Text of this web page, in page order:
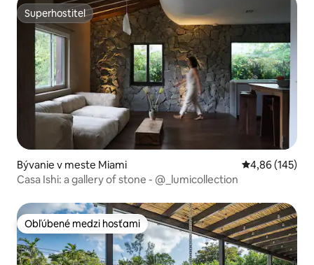
Superhostiteľ
Superhostiteľ
Bývanie v meste Miami Priemerné
4,86 (145)
Casa Ishi: a gallery of stone - @_lumicollection
Obľúbené medzi hosťami
Obľúbené medzi hosťami